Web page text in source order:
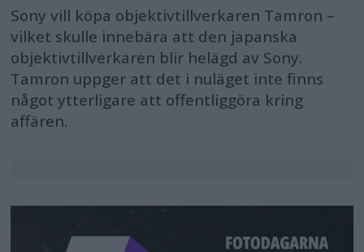
Sony vill köpa objektivtillverkaren Tamron –
vilket skulle innebära att den japanska
objektivtillverkaren blir helägd av Sony.
Tamron uppger att det i nuläget inte finns
något ytterligare att offentliggöra kring
affären.